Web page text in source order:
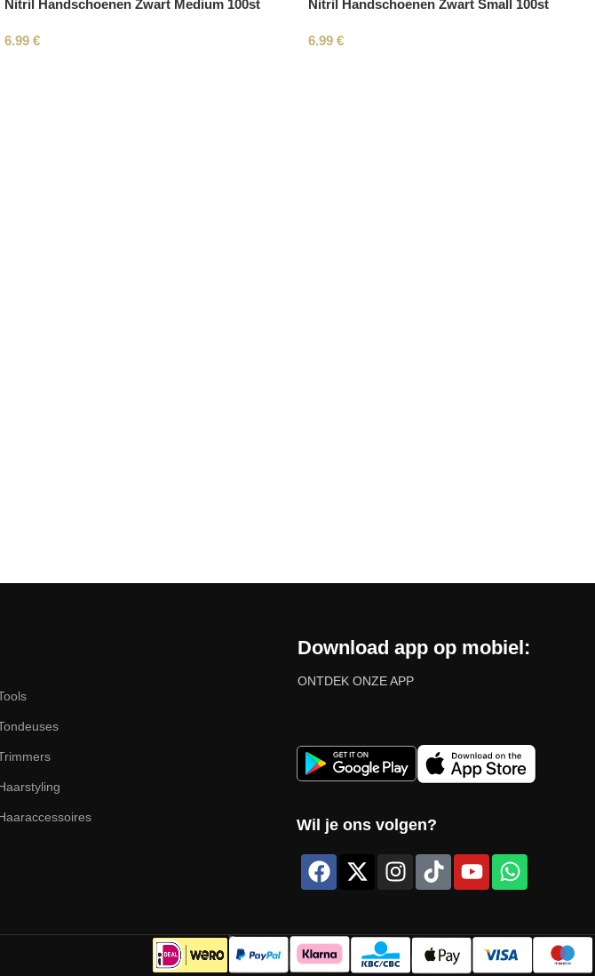
Nitril Handschoenen Zwart Medium 100st
6.99 €
Nitril Handschoenen Zwart Small 100st
6.99€
Download app op mobiel:
ONTDEK ONZE APP
Wil je ons volgen?